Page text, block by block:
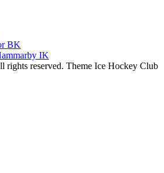
BK
IK
reserved. Theme Ice Hockey Club